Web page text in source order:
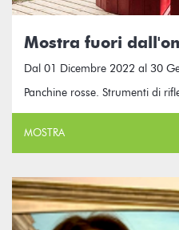
Mostra fuori
Dal 01 Dicembre 2022 al 30
Panchine rosse. Strumenti di
MOSTRA